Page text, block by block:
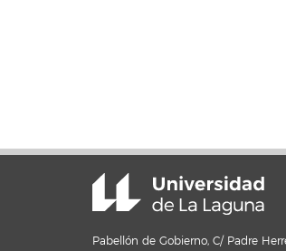
Pabellón de Gobierno, C/ Padre